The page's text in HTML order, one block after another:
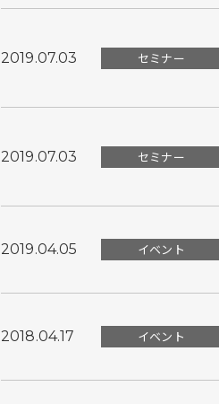
2019.07.03 セミナー
2019.07.03 セミナー
2019.04.05 イベント
2018.04.17 イベント